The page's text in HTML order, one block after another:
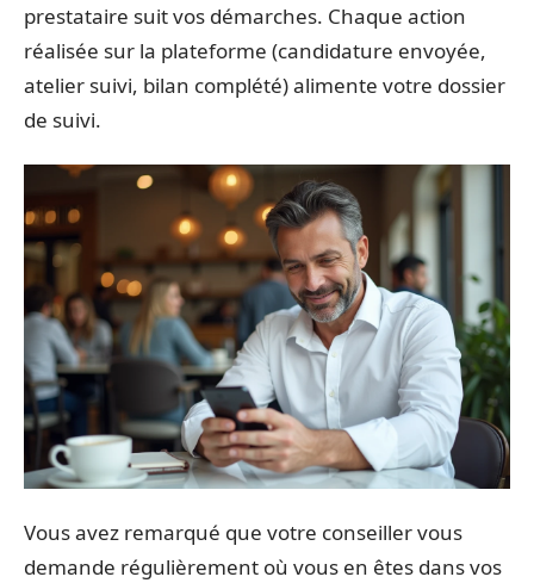
prestataire suit vos démarches. Chaque action
réalisée sur la plateforme (candidature envoyée,
atelier suivi, bilan complété) alimente votre dossier
de suivi.
Vous avez remarqué que votre conseiller vous
demande régulièrement où vous en êtes dans vos